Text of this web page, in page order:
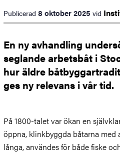
Publicerad 8 oktober 2025 vid
En ny avhandling
seglande arbetsbåt i
hur äldre
ges ny relevans i vår tid.
På 1800-talet var ökan en
öppna, klinkbyggda båtarna med
långa, användes för både fiske